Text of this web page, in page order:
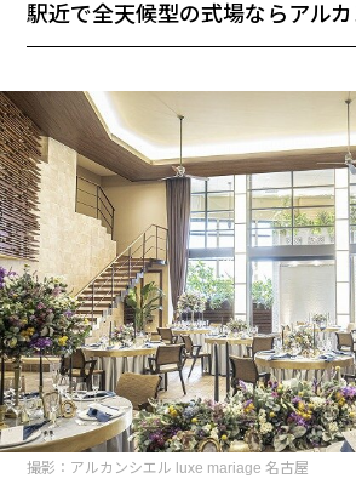
駅近で全天候型の式場ならアル
撮影：アルカンシエル luxe mariage 名古屋